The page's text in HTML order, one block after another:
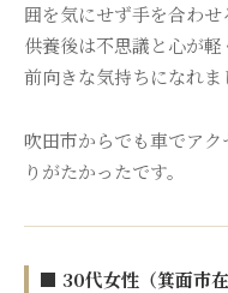
囲を気にせず手を合わせ
供養後は不思議と心が
前向きな気持ちになれま
吹田市からでも車でア
りがたかったです。
■ 30代女性（箕面市在